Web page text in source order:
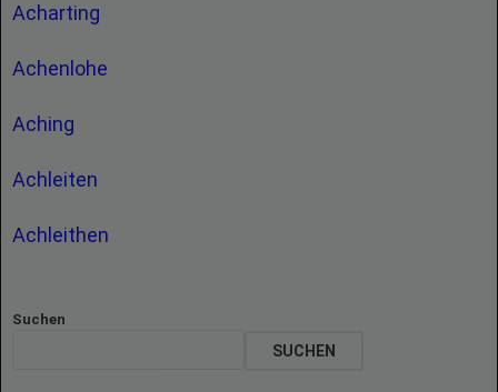
Acharting
Achenlohe
Aching
Achleiten
Achleithen
Suchen
SUCHEN